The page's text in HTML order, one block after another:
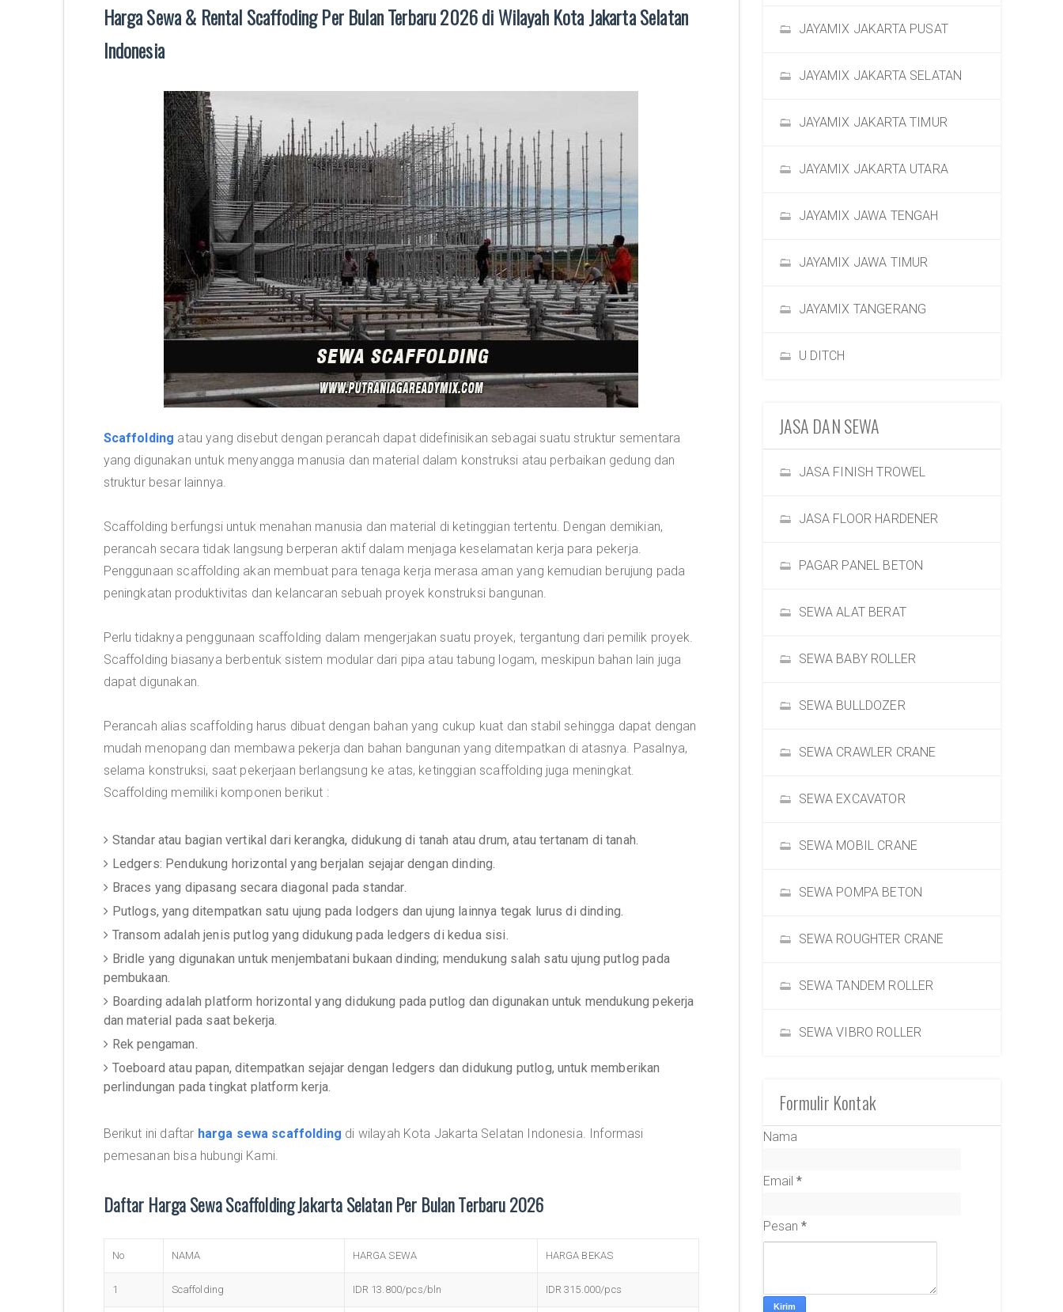
Harga Sewa & Rental Scaffoding Per Bulan Terbaru 2026 di Wilayah Kota Jakarta Selatan
Indonesia
Scaffolding atau yang disebut dengan perancah dapat didefinisikan sebagai suatu struktur sementara
yang digunakan untuk menyangga manusia dan material dalam konstruksi atau perbaikan gedung dan
struktur besar lainnya.
Scaffolding berfungsi untuk menahan manusia dan material di ketinggian tertentu. Dengan demikian,
perancah secara tidak langsung berperan aktif dalam menjaga keselamatan kerja para pekerja.
Penggunaan scaffolding akan membuat para tenaga kerja merasa aman yang kemudian berujung pada
peningkatan produktivitas dan kelancaran sebuah proyek konstruksi bangunan.
Perlu tidaknya penggunaan scaffolding dalam mengerjakan suatu proyek, tergantung dari pemilik proyek.
Scaffolding biasanya berbentuk sistem modular dari pipa atau tabung logam, meskipun bahan lain juga
dapat digunakan.
Perancah alias scaffolding harus dibuat dengan bahan yang cukup kuat dan stabil sehingga dapat dengan
mudah menopang dan membawa pekerja dan bahan bangunan yang ditempatkan di atasnya. Pasalnya,
selama konstruksi, saat pekerjaan berlangsung ke atas, ketinggian scaffolding juga meningkat.
Scaffolding memiliki komponen berikut :
Standar atau bagian vertikal dari kerangka, didukung di tanah atau drum, atau tertanam di tanah.
Ledgers: Pendukung horizontal yang berjalan sejajar dengan dinding.
Braces yang dipasang secara diagonal pada standar.
Putlogs, yang ditempatkan satu ujung pada lodgers dan ujung lainnya tegak lurus di dinding.
Transom adalah jenis putlog yang didukung pada ledgers di kedua sisi.
Bridle yang digunakan untuk menjembatani bukaan dinding; mendukung salah satu ujung putlog pada
pembukaan.
Boarding adalah platform horizontal yang didukung pada putlog dan digunakan untuk mendukung pekerja
dan material pada saat bekerja.
Rek pengaman.
Toeboard atau papan, ditempatkan sejajar dengan ledgers dan didukung putlog, untuk memberikan
perlindungan pada tingkat platform kerja.
Berikut ini daftar harga sewa scaffolding di wilayah Kota Jakarta Selatan Indonesia. Informasi
pemesanan bisa hubungi Kami.
Daftar Harga Sewa Scaffolding Jakarta Selatan Per Bulan Terbaru 2026
No NAMA HARGA SEWA HARGA BEKAS
1 Scaffolding IDR 13.800/pcs/bln IDR 315.000/pcs
JAYAMIX JAKARTA PUSAT
JAYAMIX JAKARTA SELATAN
JAYAMIX JAKARTA TIMUR
JAYAMIX JAKARTA UTARA
JAYAMIX JAWA TENGAH
JAYAMIX JAWA TIMUR
JAYAMIX TANGERANG
U DITCH
JASA DAN SEWA
JASA FINISH TROWEL
JASA FLOOR HARDENER
PAGAR PANEL BETON
SEWA ALAT BERAT
SEWA BABY ROLLER
SEWA BULLDOZER
SEWA CRAWLER CRANE
SEWA EXCAVATOR
SEWA MOBIL CRANE
SEWA POMPA BETON
SEWA ROUGHTER CRANE
SEWA TANDEM ROLLER
SEWA VIBRO ROLLER
Formulir Kontak
Nama
Email*
Pesan*